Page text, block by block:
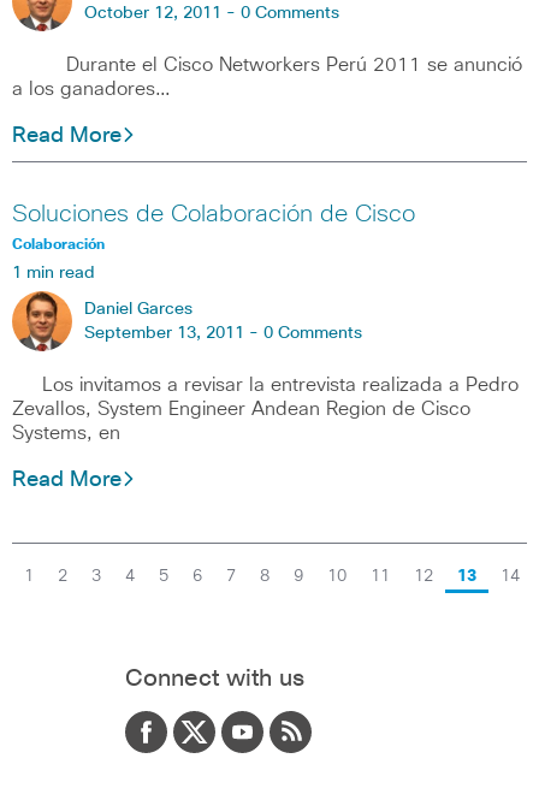
October 12, 2011 - 0 Comments
Durante el Cisco Networkers Perú 2011 se anunció
a los ganadores…
Read More
Soluciones de Colaboración de Cisco
Colaboración
1 min read
Daniel Garces
September 13, 2011 - 0 Comments
Los invitamos a revisar la entrevista realizada a Pedro
Zevallos, System Engineer Andean Region de Cisco
Systems, en
Read More
1 2 3 4 5 6 7 8 9 10 11 12 13 14
Connect with us